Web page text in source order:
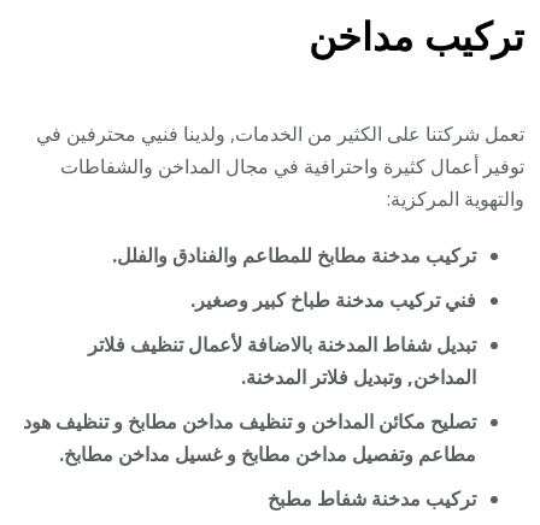
تركيب مداخن
تعمل شركتنا على الكثير من الخدمات, ولدينا فنيي محترفين في
توفير أعمال كثيرة واحترافية في مجال المداخن والشفاطات
والتهوية المركزية:
تركيب مدخنة مطابخ للمطاعم والفنادق والفلل.
فني تركيب مدخنة طباخ كبير وصغير.
تبديل شفاط المدخنة بالاضافة لأعمال تنظيف فلاتر
المداخن, وتبديل فلاتر المدخنة.
تصليح مكائن المداخن و تنظيف مداخن مطابخ و تنظيف هود
مطاعم وتفصيل مداخن مطابخ و غسيل مداخن مطابخ.
تركيب مدخنة شفاط مطبخ